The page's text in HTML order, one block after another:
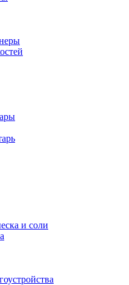
и соли